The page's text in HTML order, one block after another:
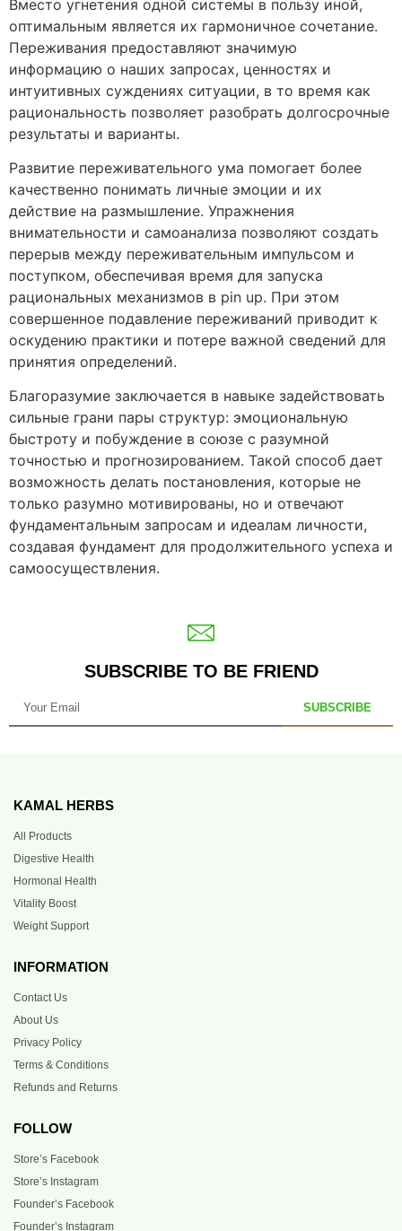
Вместо угнетения одной системы в пользу иной,
оптимальным является их гармоничное сочетание.
Переживания предоставляют значимую
информацию о наших запросах, ценностях и
интуитивных суждениях ситуации, в то время как
рациональность позволяет разобрать долгосрочные
результаты и варианты.
Развитие переживательного ума помогает более
качественно понимать личные эмоции и их
действие на размышление. Упражнения
внимательности и самоанализа позволяют создать
перерыв между переживательным импульсом и
поступком, обеспечивая время для запуска
рациональных механизмов в pin up. При этом
совершенное подавление переживаний приводит к
оскудению практики и потере важной сведений для
принятия определений.
Благоразумие заключается в навыке задействовать
сильные грани пары структур: эмоциональную
быстроту и побуждение в союзе с разумной
точностью и прогнозированием. Такой способ дает
возможность делать постановления, которые не
только разумно мотивированы, но и отвечают
фундаментальным запросам и идеалам личности,
создавая фундамент для продолжительного успеха и
самоосуществления.
SUBSCRIBE TO BE FRIEND
SUBSCRIBE
KAMAL HERBS
All Products
Digestive Health
Hormonal Health
Vitality Boost
Weight Support
INFORMATION
Contact Us
About Us
Privacy Policy
Terms & Conditions
Refunds and Returns
FOLLOW
Store’s Facebook
Store’s Instagram
Founder’s Facebook
Founder’s Instagram